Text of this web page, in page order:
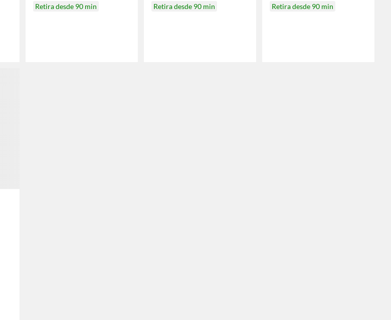
Retira desde 90 min
Retira desde 90 min
Retira desde 90 min